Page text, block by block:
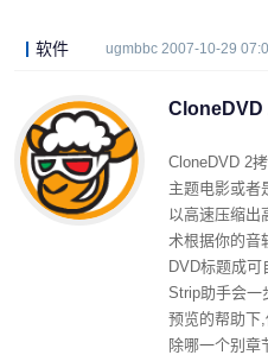
软件 ugmbbc 2007-10-29
CloneDVD
CloneDVD 2
主题电影或者
以高速压缩出
术根据你的音
DVD标题成
Strip助手会一
预览的帮助下
除哪一个别章